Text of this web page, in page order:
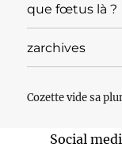
que fœtus là ?
zarchives
Cozette vide sa
Social